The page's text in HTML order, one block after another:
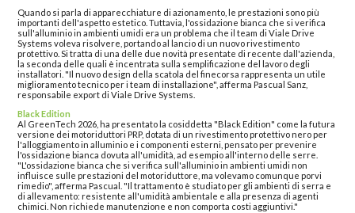
Quando si parla di apparecchiature di azionamento, le prestazioni sono più
importanti dell'aspetto estetico. Tuttavia, l'ossidazione bianca che si verifica
sull'alluminio in ambienti umidi era un problema che il team di Viale Drive
Systems voleva risolvere, portando al lancio di un nuovo rivestimento
protettivo. Si tratta di una delle due novità presentate di recente dall'azienda,
la seconda delle quali è incentrata sulla semplificazione del lavoro degli
installatori. "Il nuovo design della scatola del finecorsa rappresenta un utile
miglioramento tecnico per i team di installazione", afferma Pascual Sanz,
responsabile export di Viale Drive Systems.
Black Edition
Al GreenTech 2026, ha presentato la cosiddetta "Black Edition" come la futura
versione dei motoriduttori PRP, dotata di un rivestimento protettivo nero per
l'alloggiamento in alluminio e i componenti esterni, pensato per prevenire
l'ossidazione bianca dovuta all'umidità, ad esempio all'interno delle serre.
"L'ossidazione bianca che si verifica sull'alluminio in ambienti umidi non
influisce sulle prestazioni del motoriduttore, ma volevamo comunque porvi
rimedio", afferma Pascual. "Il trattamento è studiato per gli ambienti di serra e
di allevamento: resistente all'umidità ambientale e alla presenza di agenti
chimici. Non richiede manutenzione e non comporta costi aggiuntivi."